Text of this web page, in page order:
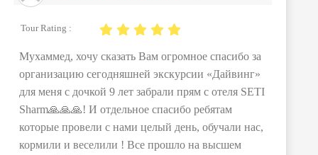
Tour Rating :
Мухаммед, хочу сказать Вам огромное спасибо за
организацию сегодняшней экскурсии «Дайвинг»
для меня с дочкой 9 лет забрали прям с отеля SETI
Sharm🙏🙏🙏! И отдельное спасибо ребятам
которые провели с нами целый день, обучали нас,
кормили и веселили ! Все прошло на высшем